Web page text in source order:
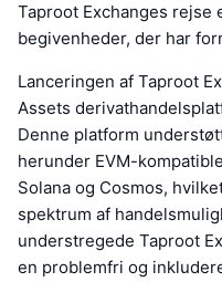
Taproot Exchanges
begivenheder, der har
Lanceringen af Taproot
Assets
Denne platform
herunder EVM-
Solana og Cosmos,
spektrum af
understregede Taproot
en problemfri og